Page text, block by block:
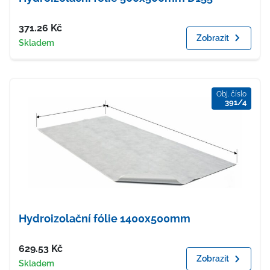
Cena
371.26 Kč
Dostupnost
Skladem Zobrazit
Obj. číslo
391/4
Hydroizolační fólie 1400x500mm
Cena
629.53 Kč
Dostupnost
Skladem Zobrazit